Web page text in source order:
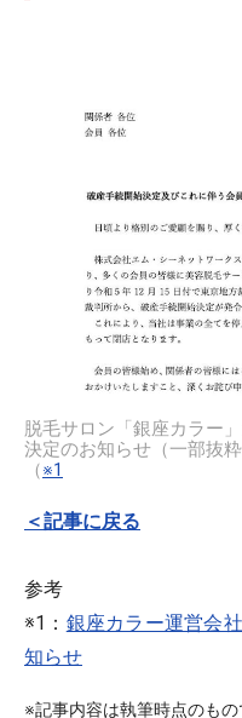
脱毛サロン「銀座カラー
決定のお知らせ（一部抜
（※1
＜記事に戻る
参考
※1： 銀座カラー運営会
知らせ
※記事内容は執筆時点のも